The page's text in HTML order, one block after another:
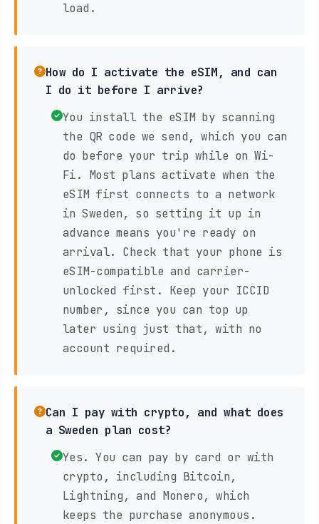
load.
How do I activate the eSIM, and can
I do it before I arrive?
You install the eSIM by scanning
the QR code we send, which you can
do before your trip while on Wi-
Fi. Most plans activate when the
eSIM first connects to a network
in Sweden, so setting it up in
advance means you're ready on
arrival. Check that your phone is
eSIM-compatible and carrier-
unlocked first. Keep your ICCID
number, since you can top up
later using just that, with no
account required.
Can I pay with crypto, and what does
a Sweden plan cost?
Yes. You can pay by card or with
crypto, including Bitcoin,
Lightning, and Monero, which
keeps the purchase anonymous.